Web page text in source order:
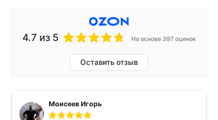
4.7 из 5 На основе 397 оценок
Оставить отзыв
Моисеев Игорь